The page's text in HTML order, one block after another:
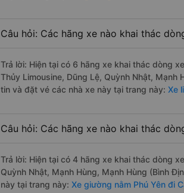
Câu hỏi: Các hãng xe nào khai thác
Trả lời: Hiện tại có 6 hãng xe khai thác dòng
Thủy Limousine, Dũng Lệ, Quỳnh Nhật,
tin và đặt vé các nhà xe này tại trang này: Xe
Câu hỏi: Các hãng xe nào khai thác
Trả lời: Hiện tại có 4 hãng xe khai thác dòng
Quỳnh Nhật, Mạnh Hùng, Mạnh Hùng (Bình
này tại trang này: Xe giường nằm Phú Yên đi